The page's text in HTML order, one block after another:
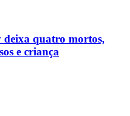
deixa quatro mortos,
e criança